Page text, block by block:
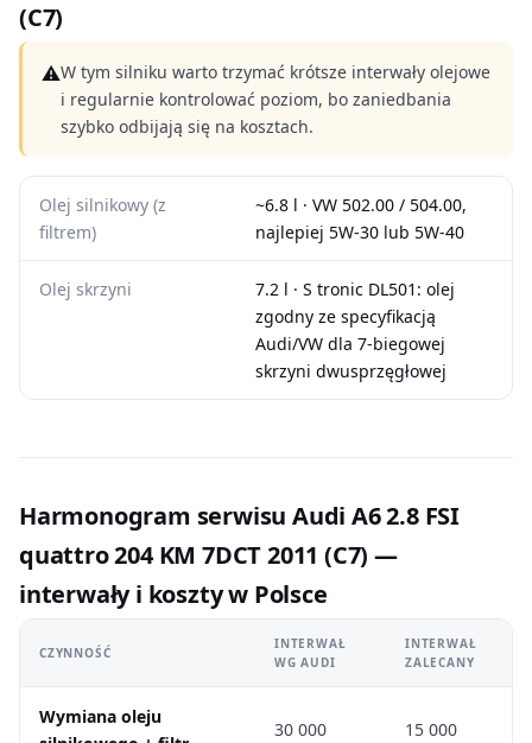
(C7)
⚠W tym silniku warto trzymać krótsze interwały olejowe
i regularnie kontrolować poziom, bo zaniedbania
szybko odbijają się na kosztach.
Olej silnikowy (z
filtrem)
~6.8 l · VW 502.00 / 504.00,
najlepiej 5W-30 lub 5W-40
Olej skrzyni
7.2 l · S tronic DL501: olej
zgodny ze specyfikacją
Audi/VW dla 7-biegowej
skrzyni dwusprzęgłowej
Harmonogram serwisu Audi A6 2.8 FSI
quattro 204 KM 7DCT 2011 (C7) —
interwały i koszty w Polsce
CZYNNOŚĆ
INTERWAŁ
WG AUDI
INTERWAŁ
ZALECANY
Wymiana oleju
30 000 15 000